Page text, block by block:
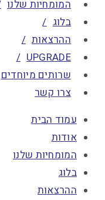
המומחיות שלנו
בלוג
ההרצאות
UPGRADE
שרותים מיוחדים
צרו קשר
עמוד הבית
אודות
המומחיות שלנו
בלוג
ההרצאות